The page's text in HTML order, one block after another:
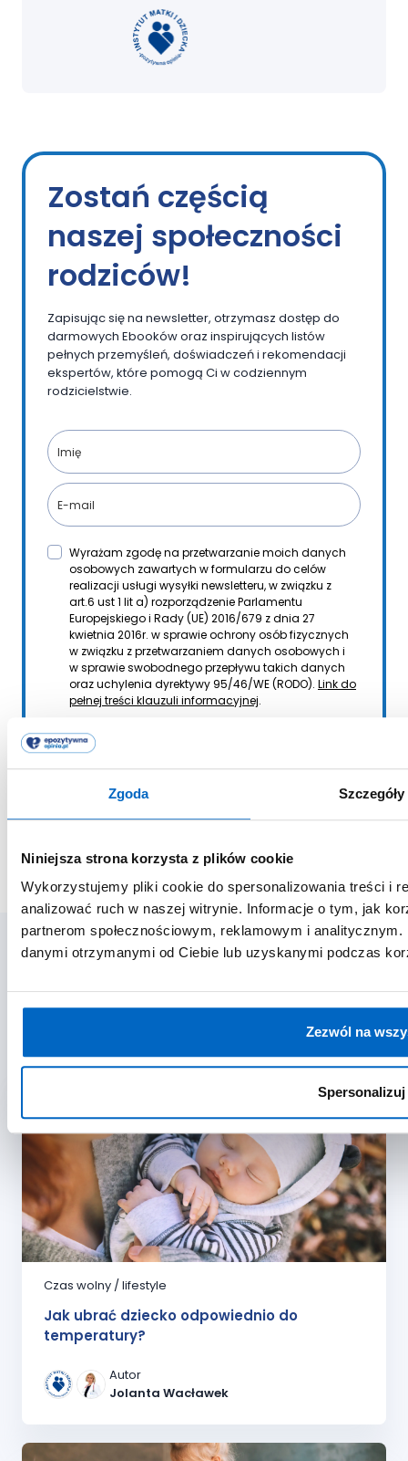
Zgoda Szczegóły
Niniejsza strona korzysta z plików cookie
Wykorzystujemy pliki cookie do spersonalizowania treści i
analizować ruch w naszej witrynie. Informacje o tym, jak
partnerom społecznościowym, reklamowym i
danymi otrzymanymi od Ciebie lub uzyskanymi podczas
Zezwól na
Spersonalizuj
Zostań częścią
naszej społeczności
rodziców!
Zapisując się na newsletter, otrzymasz dostęp do
darmowych Ebooków oraz inspirujących listów
pełnych przemyśleń, doświadczeń i rekomendacji
ekspertów, które pomogą Ci w codziennym
rodzicielstwie.
Wyrażam zgodę na przetwarzanie moich danych
osobowych zawartych w formularzu do celów
realizacji usługi wysyłki newsletteru, w związku z
art.6 ust 1 lit a) rozporządzenie Parlamentu
Europejskiego i Rady (UE) 2016/679 z dnia 27
kwietnia 2016r. w sprawie ochrony osób fizycznych
w związku z przetwarzaniem danych osobowych i
w sprawie swobodnego przepływu takich danych
oraz uchylenia dyrektywy 95/46/WE (RODO). Link do
pełnej treści klauzuli informacyjnej.
Powiązane artykuły
Czas wolny / lifestyle
Jak ubrać dziecko odpowiednio do
temperatury?
Autor
Jolanta Wacławek